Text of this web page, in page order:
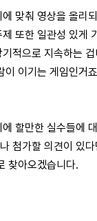
맞춰 영상을 올리
또한 일관성 있게
적으로 지속하는 겁
이 이기는 게임인거
할만한 실수들에
첨가할 의견이 있
찾아오겠습니다.